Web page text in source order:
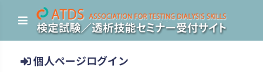
個人ページログイン